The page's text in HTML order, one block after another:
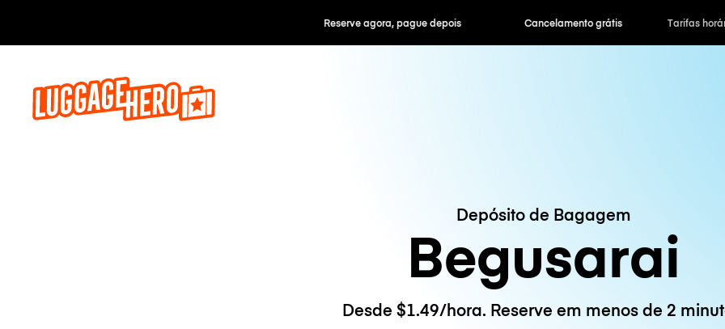
Reserve agora, pague depois Cancelamento grátis Tarifas
Depósito de Bagagem
Begusarai
Desde $1.49/hora. Reserve em menos de 2